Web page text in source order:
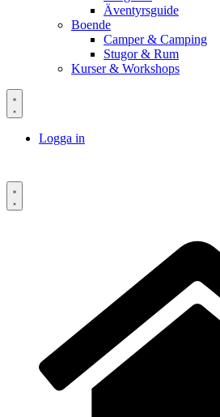
Äventyrsguide
Boende
Camper & Camping
Stugor & Rum
Kurser & Workshops
Logga in